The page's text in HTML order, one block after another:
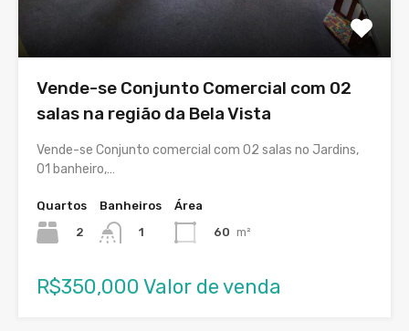
Vende-se Conjunto Comercial com 02
salas na região da Bela Vista
Vende-se Conjunto comercial com 02 salas no Jardins,
01 banheiro,…
Quartos
2
Banheiros
1
Área
60 m²
R$350,000 Valor de venda